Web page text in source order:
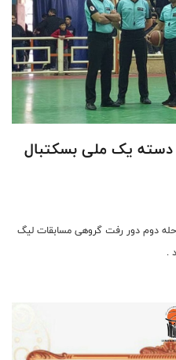
دسته یک ملی بسکتبال
دوم دور رفت گروهی مسابقات لیگ
.